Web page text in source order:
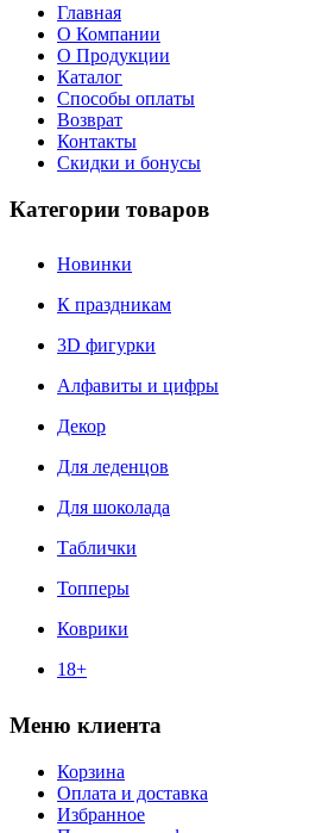
Главная
О Компании
О Продукции
Каталог
Способы оплаты
Возврат
Контакты
Скидки и бонусы
Категории товаров
Новинки
К праздникам
3D фигурки
Алфавиты и цифры
Декор
Для леденцов
Для шоколада
Таблички
Топперы
Коврики
18+
Меню клиента
Корзина
Оплата и доставка
Избранное